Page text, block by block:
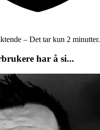
– Det tar kun 2 minutter.
har å si...